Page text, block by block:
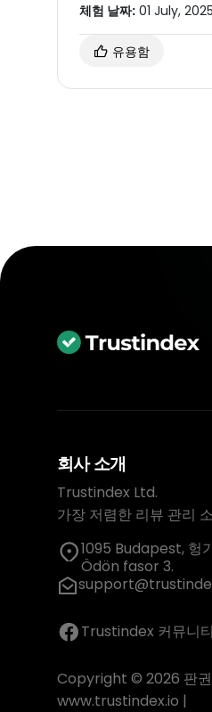
체험 날짜: 01 July, 2025
유용함
회사 소개
Trustindex Ltd.
가장 저렴한 리뷰 관리
1095 Budapest, 헝
Ödön fasor 3.
Trustindex 커뮤니티
Copyright © 2026 판
www.trustindex.io |